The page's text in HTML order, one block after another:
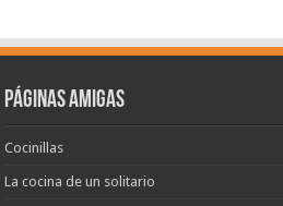
Páginas amigas
Cocinillas
La cocina de un solitario